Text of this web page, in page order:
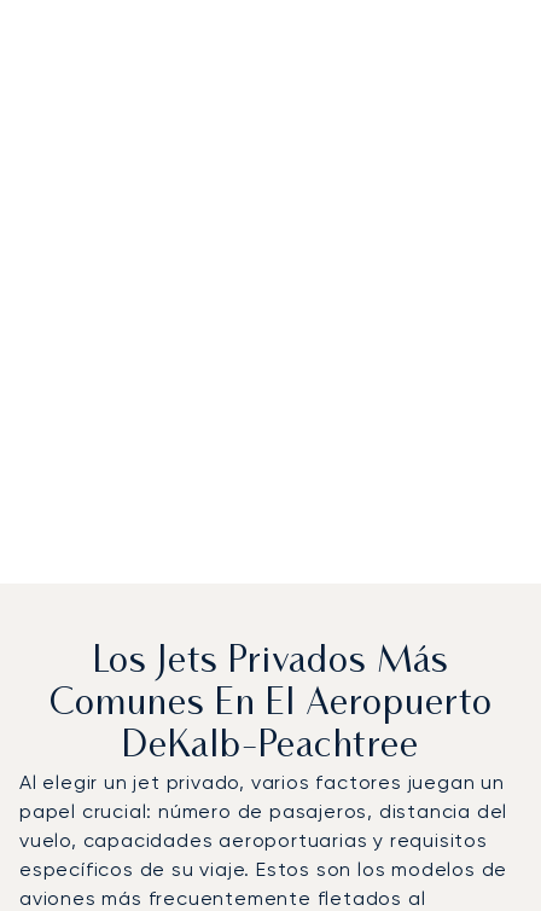
Los Jets Privados Más
Comunes En El Aeropuerto
DeKalb-Peachtree
Al elegir un jet privado, varios factores juegan un
papel crucial: número de pasajeros, distancia del
vuelo, capacidades aeroportuarias y requisitos
específicos de su viaje. Estos son los modelos de
aviones más frecuentemente fletados al